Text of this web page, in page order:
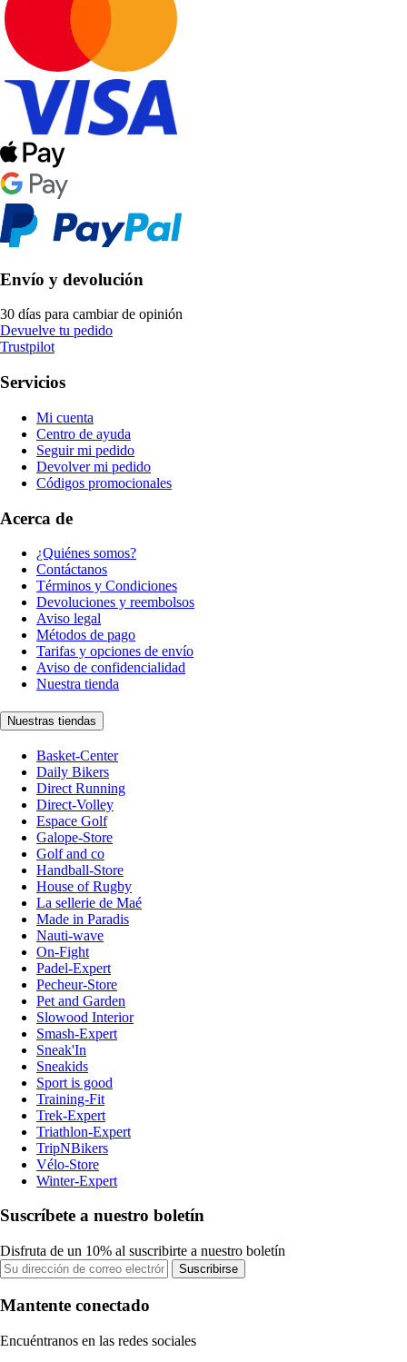
Envío y devolución
30 días para cambiar de opinión
Devuelve tu pedido
Trustpilot
Servicios
Mi cuenta
Centro de ayuda
Seguir mi pedido
Devolver mi pedido
Códigos promocionales
Acerca de
¿Quiénes somos?
Contáctanos
Términos y Condiciones
Devoluciones y reembolsos
Aviso legal
Métodos de pago
Tarifas y opciones de envío
Aviso de confidencialidad
Nuestra tienda
Nuestras tiendas
Basket-Center
Daily Bikers
Direct Running
Direct-Volley
Espace Golf
Galope-Store
Golf and co
Handball-Store
House of Rugby
La sellerie de Maé
Made in Paradis
Nauti-wave
On-Fight
Padel-Expert
Pecheur-Store
Pet and Garden
Slowood Interior
Smash-Expert
Sneak'In
Sneakids
Sport is good
Training-Fit
Trek-Expert
Triathlon-Expert
TripNBikers
Vélo-Store
Winter-Expert
Suscríbete a nuestro boletín
Disfruta de un 10% al suscribirte a nuestro boletín
Suscribirse
Mantente conectado
Encuéntranos en las redes sociales